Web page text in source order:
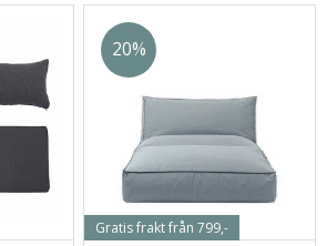
20%
Gratis frakt från 799,-